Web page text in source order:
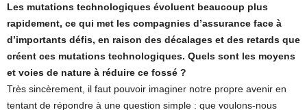
Les mutations technologiques évoluent beaucoup plus
rapidement, ce qui met les compagnies d’assurance face à
d’importants défis, en raison des décalages et des retards que
créent ces mutations technologiques. Quels sont les moyens
et voies de nature à réduire ce fossé ?
Très sincèrement, il faut pouvoir imaginer notre propre avenir en
tentant de répondre à une question simple : que voulons-nous